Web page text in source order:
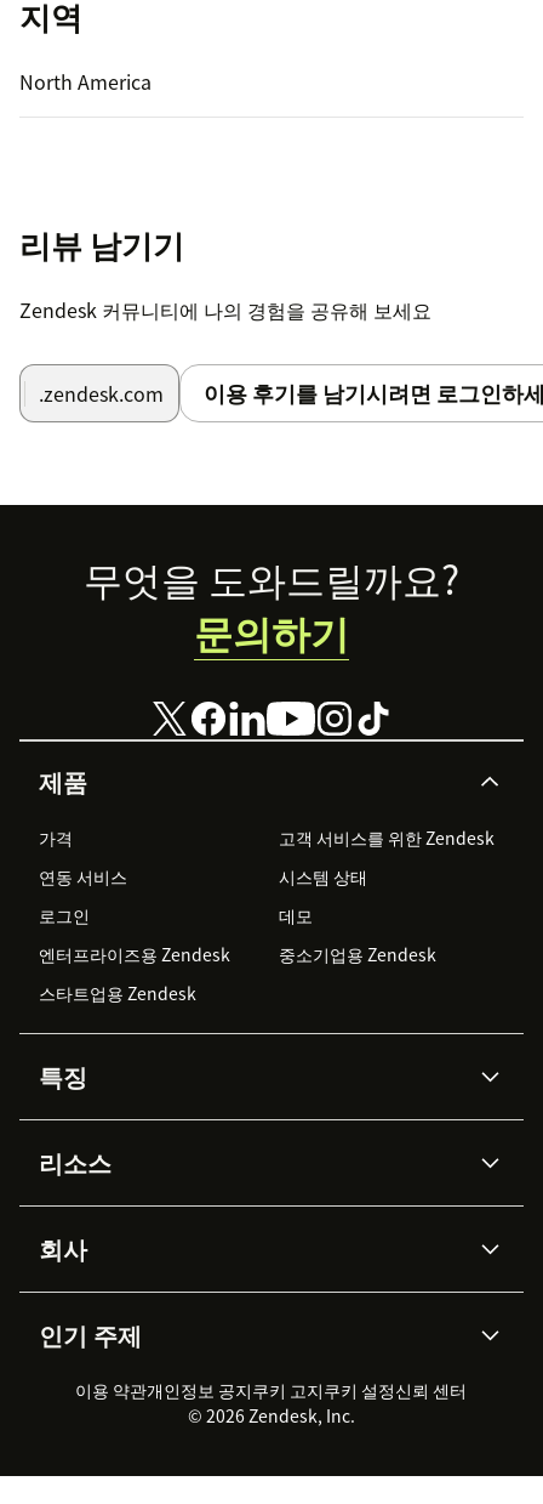
지역
North America
리뷰 남기기
Zendesk 커뮤니티에 나의 경험을 공유해 보세요
.zendesk.com 이용 후기를 남기시려면 로그인하
Footer
제품
가격
고객 서비스를 위한 Zendesk
연동 서비스
시스템 상태
로그인
데모
엔터프라이즈용 Zendesk
중소기업용 Zendesk
스타트업용 Zendesk
특징
Zendesk AI
Advanced Data Privacy &
Protection
지식창고
워크포스 관리
실시간 채팅
클라이언트 포털
리소스
API & 개발자
AI 리서치
이벤트 & 웨비나
고객 사례
회사
채용 정보
지속 가능성 보고서
Zendesk Foundation
법적 정보
인기 주제
2026 CX 트렌드
제품 업데이트
고객 서비스 소프트웨어
헬프 데스크 통합 티켓 관리 소
무엇을 도와드릴까요?
문의하기
이용 약관개인정보 공지쿠키 고지쿠키 설정신뢰 센터
© 2026 Zendesk, Inc.